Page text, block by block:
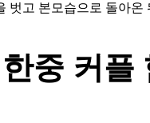
벗고 본모습으로 돌아온
중 커